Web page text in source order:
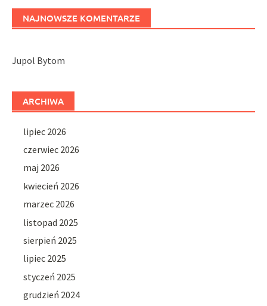
NAJNOWSZE KOMENTARZE
Jupol Bytom
ARCHIWA
lipiec 2026
czerwiec 2026
maj 2026
kwiecień 2026
marzec 2026
listopad 2025
sierpień 2025
lipiec 2025
styczeń 2025
grudzień 2024